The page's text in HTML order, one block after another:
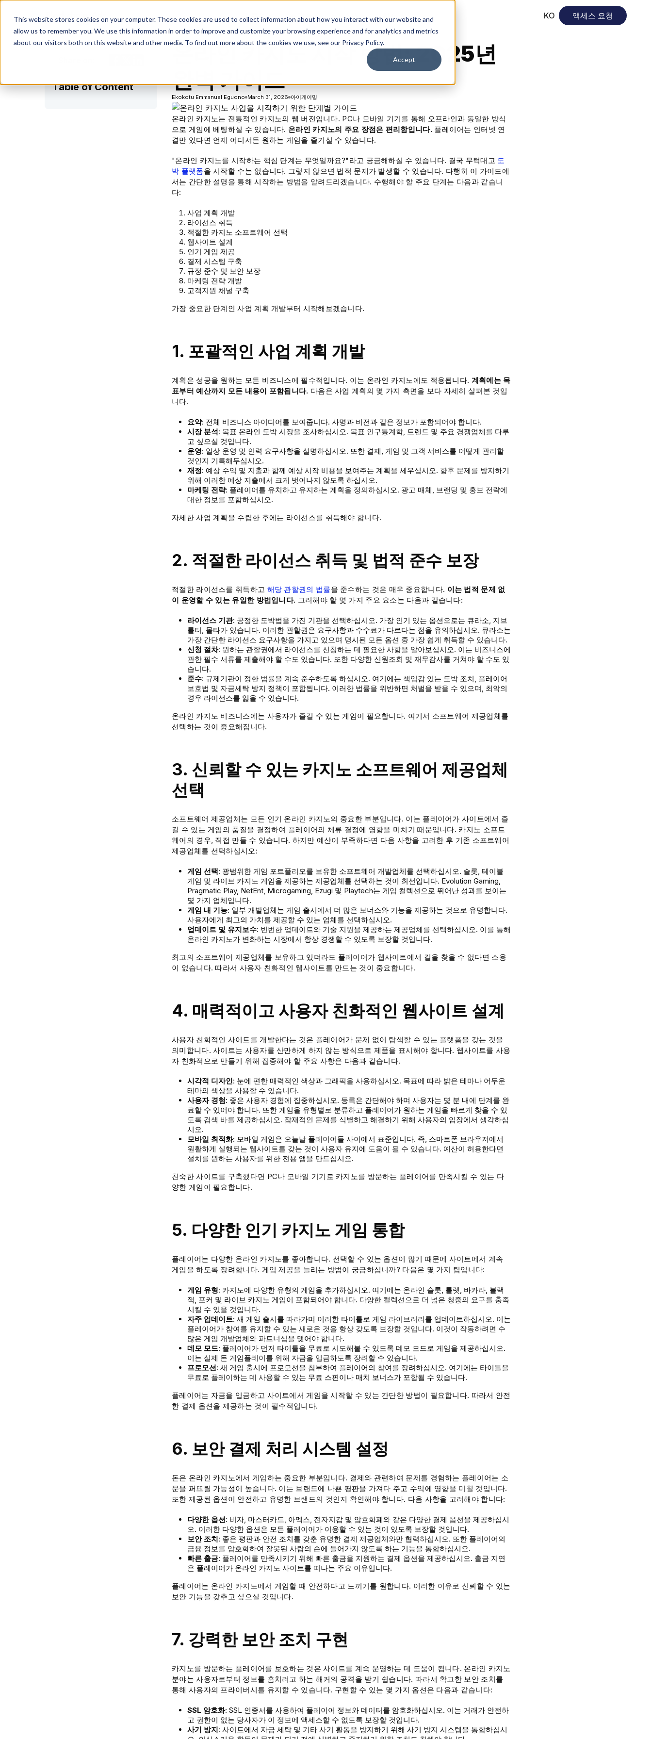
This website stores cookies on your computer. These cookies are used to collect information about how you interact with our website and
allow us to remember you. We use this information in order to improve and customize your browsing experience and for analytics and metrics
about our visitors both on this website and other media. To find out more about the cookies we use, see our Privacy Policy.
Accept
솔루션 플랫폼 리소스 KO 액세스 요청
Table of Content
온라인 카지노 시작 방법: 2025년
완벽 가이드
Ekokotu Emmanuel Eguono March 31, 2026 아이게이밍
온라인 카지노는 전통적인 카지노의 웹 버전입니다. PC나 모바일 기기를 통해 오프라인과 동일한 방식
으로 게임에 베팅하실 수 있습니다. 온라인 카지노의 주요 장점은 편리함입니다.플레이어는 인터넷 연
결만 있다면 언제 어디서든 원하는 게임을 즐기실 수 있습니다.
"온라인 카지노를 시작하는 핵심 단계는 무엇일까요?"라고 궁금해하실 수 있습니다. 결국 무턱대고 도
박 플랫폼을 시작할 수는 없습니다. 그렇지 않으면 법적 문제가 발생할 수 있습니다. 다행히 이 가이드에
서는 간단한 설명을 통해 시작하는 방법을 알려드리겠습니다. 수행해야 할 주요 단계는 다음과 같습니
다:
사업 계획 개발
라이선스 취득
적절한 카지노 소프트웨어 선택
웹사이트 설계
인기 게임 제공
결제 시스템 구축
규정 준수 및 보안 보장
마케팅 전략 개발
고객지원 채널 구축
가장 중요한 단계인 사업 계획 개발부터 시작해보겠습니다.
1. 포괄적인 사업 계획 개발
계획은 성공을 원하는 모든 비즈니스에 필수적입니다. 이는 온라인 카지노에도 적용됩니다. 계획에는 목
표부터 예산까지 모든 내용이 포함됩니다. 다음은 사업 계획의 몇 가지 측면을 보다 자세히 살펴본 것입
니다.
요약: 전체 비즈니스 아이디어를 보여줍니다. 사명과 비전과 같은 정보가 포함되어야 합니다.
시장 분석: 목표 온라인 도박 시장을 조사하십시오. 목표 인구통계학, 트렌드 및 주요 경쟁업체를 다루
고 싶으실 것입니다.
운영: 일상 운영 및 인력 요구사항을 설명하십시오. 또한 결제, 게임 및 고객 서비스를 어떻게 관리할
것인지 기록해두십시오.
재정: 예상 수익 및 지출과 함께 예상 시작 비용을 보여주는 계획을 세우십시오. 향후 문제를 방지하기
위해 이러한 예상 지출에서 크게 벗어나지 않도록 하십시오.
마케팅 전략: 플레이어를 유치하고 유지하는 계획을 정의하십시오. 광고 매체, 브랜딩 및 홍보 전략에
대한 정보를 포함하십시오.
자세한 사업 계획을 수립한 후에는 라이선스를 취득해야 합니다.
2. 적절한 라이선스 취득 및 법적 준수 보장
적절한 라이선스를 취득하고 해당 관할권의 법률을 준수하는 것은 매우 중요합니다. 이는 법적 문제 없
이 운영할 수 있는 유일한 방법입니다. 고려해야 할 몇 가지 주요 요소는 다음과 같습니다:
라이선스 기관: 공정한 도박법을 가진 기관을 선택하십시오. 가장 인기 있는 옵션으로는 큐라소, 지브
롤터, 몰타가 있습니다. 이러한 관할권은 요구사항과 수수료가 다르다는 점을 유의하십시오. 큐라소는
가장 간단한 라이선스 요구사항을 가지고 있으며 명시된 모든 옵션 중 가장 쉽게 취득할 수 있습니다.
신청 절차: 원하는 관할권에서 라이선스를 신청하는 데 필요한 사항을 알아보십시오. 이는 비즈니스에
관한 필수 서류를 제출해야 할 수도 있습니다. 또한 다양한 신원조회 및 재무감사를 거쳐야 할 수도 있
습니다.
준수: 규제기관이 정한 법률을 계속 준수하도록 하십시오. 여기에는 책임감 있는 도박 조치, 플레이어
보호법 및 자금세탁 방지 정책이 포함됩니다. 이러한 법률을 위반하면 처벌을 받을 수 있으며, 최악의
경우 라이선스를 잃을 수 있습니다.
온라인 카지노 비즈니스에는 사용자가 즐길 수 있는 게임이 필요합니다. 여기서 소프트웨어 제공업체를
선택하는 것이 중요해집니다.
3. 신뢰할 수 있는 카지노 소프트웨어 제공업체
선택
소프트웨어 제공업체는 모든 인기 온라인 카지노의 중요한 부분입니다. 이는 플레이어가 사이트에서 즐
길 수 있는 게임의 품질을 결정하여 플레이어의 체류 결정에 영향을 미치기 때문입니다. 카지노 소프트
웨어의 경우, 직접 만들 수 있습니다. 하지만 예산이 부족하다면 다음 사항을 고려한 후 기존 소프트웨어
제공업체를 선택하십시오:
게임 선택: 광범위한 게임 포트폴리오를 보유한 소프트웨어 개발업체를 선택하십시오. 슬롯, 테이블
게임 및 라이브 카지노 게임을 제공하는 제공업체를 선택하는 것이 최선입니다. Evolution Gaming,
Pragmatic Play, NetEnt, Microgaming, Ezugi 및 Playtech는 게임 컬렉션으로 뛰어난 성과를 보이는
몇 가지 업체입니다.
게임 내 기능: 일부 개발업체는 게임 출시에서 더 많은 보너스와 기능을 제공하는 것으로 유명합니다.
사용자에게 최고의 가치를 제공할 수 있는 업체를 선택하십시오.
업데이트 및 유지보수: 빈번한 업데이트와 기술 지원을 제공하는 제공업체를 선택하십시오. 이를 통해
온라인 카지노가 변화하는 시장에서 항상 경쟁할 수 있도록 보장할 것입니다.
최고의 소프트웨어 제공업체를 보유하고 있더라도 플레이어가 웹사이트에서 길을 찾을 수 없다면 소용
이 없습니다. 따라서 사용자 친화적인 웹사이트를 만드는 것이 중요합니다.
4. 매력적이고 사용자 친화적인 웹사이트 설계
사용자 친화적인 사이트를 개발한다는 것은 플레이어가 문제 없이 탐색할 수 있는 플랫폼을 갖는 것을
의미합니다. 사이트는 사용자를 산만하게 하지 않는 방식으로 제품을 표시해야 합니다. 웹사이트를 사용
자 친화적으로 만들기 위해 집중해야 할 주요 사항은 다음과 같습니다.
시각적 디자인: 눈에 편한 매력적인 색상과 그래픽을 사용하십시오. 목표에 따라 밝은 테마나 어두운
테마의 색상을 사용할 수 있습니다.
사용자 경험: 좋은 사용자 경험에 집중하십시오. 등록은 간단해야 하며 사용자는 몇 분 내에 단계를 완
료할 수 있어야 합니다. 또한 게임을 유형별로 분류하고 플레이어가 원하는 게임을 빠르게 찾을 수 있
도록 검색 바를 제공하십시오. 잠재적인 문제를 식별하고 해결하기 위해 사용자의 입장에서 생각하십
시오.
모바일 최적화: 모바일 게임은 오늘날 플레이어들 사이에서 표준입니다. 즉, 스마트폰 브라우저에서
원활하게 실행되는 웹사이트를 갖는 것이 사용자 유지에 도움이 될 수 있습니다. 예산이 허용한다면
설치를 원하는 사용자를 위한 전용 앱을 만드십시오.
친숙한 사이트를 구축했다면 PC나 모바일 기기로 카지노를 방문하는 플레이어를 만족시킬 수 있는 다
양한 게임이 필요합니다.
5. 다양한 인기 카지노 게임 통합
플레이어는 다양한 온라인 카지노를 좋아합니다. 선택할 수 있는 옵션이 많기 때문에 사이트에서 계속
게임을 하도록 장려합니다. 게임 제공을 늘리는 방법이 궁금하십니까? 다음은 몇 가지 팁입니다:
게임 유형: 카지노에 다양한 유형의 게임을 추가하십시오. 여기에는 온라인 슬롯, 룰렛, 바카라, 블랙
잭, 포커 및 라이브 카지노 게임이 포함되어야 합니다. 다양한 컬렉션으로 더 넓은 청중의 요구를 충족
시킬 수 있을 것입니다.
자주 업데이트: 새 게임 출시를 따라가며 이러한 타이틀로 게임 라이브러리를 업데이트하십시오. 이는
플레이어가 참여를 유지할 수 있는 새로운 것을 항상 갖도록 보장할 것입니다. 이것이 작동하려면 수
많은 게임 개발업체와 파트너십을 맺어야 합니다.
데모 모드: 플레이어가 먼저 타이틀을 무료로 시도해볼 수 있도록 데모 모드로 게임을 제공하십시오.
이는 실제 돈 게임플레이를 위해 자금을 입금하도록 장려할 수 있습니다.
프로모션: 새 게임 출시에 프로모션을 첨부하여 플레이어의 참여를 장려하십시오. 여기에는 타이틀을
무료로 플레이하는 데 사용할 수 있는 무료 스핀이나 매치 보너스가 포함될 수 있습니다.
플레이어는 자금을 입금하고 사이트에서 게임을 시작할 수 있는 간단한 방법이 필요합니다. 따라서 안전
한 결제 옵션을 제공하는 것이 필수적입니다.
6. 보안 결제 처리 시스템 설정
돈은 온라인 카지노에서 게임하는 중요한 부분입니다. 결제와 관련하여 문제를 경험하는 플레이어는 소
문을 퍼뜨릴 가능성이 높습니다. 이는 브랜드에 나쁜 평판을 가져다 주고 수익에 영향을 미칠 것입니다.
또한 제공된 옵션이 안전하고 유명한 브랜드의 것인지 확인해야 합니다. 다음 사항을 고려해야 합니다:
다양한 옵션: 비자, 마스터카드, 아멕스, 전자지갑 및 암호화폐와 같은 다양한 결제 옵션을 제공하십시
오. 이러한 다양한 옵션은 모든 플레이어가 이용할 수 있는 것이 있도록 보장할 것입니다.
보안 조치: 좋은 평판과 안전 조치를 갖춘 유명한 결제 제공업체와만 협력하십시오. 또한 플레이어의
금융 정보를 암호화하여 잘못된 사람의 손에 들어가지 않도록 하는 기능을 통합하십시오.
빠른 출금: 플레이어를 만족시키기 위해 빠른 출금을 지원하는 결제 옵션을 제공하십시오. 출금 지연
은 플레이어가 온라인 카지노 사이트를 떠나는 주요 이유입니다.
플레이어는 온라인 카지노에서 게임할 때 안전하다고 느끼기를 원합니다. 이러한 이유로 신뢰할 수 있는
보안 기능을 갖추고 싶으실 것입니다.
7. 강력한 보안 조치 구현
카지노를 방문하는 플레이어를 보호하는 것은 사이트를 계속 운영하는 데 도움이 됩니다. 온라인 카지노
분야는 사용자로부터 정보를 훔치려고 하는 해커의 공격을 받기 쉽습니다. 따라서 확고한 보안 조치를
통해 사용자의 프라이버시를 유지할 수 있습니다. 구현할 수 있는 몇 가지 옵션은 다음과 같습니다:
SSL 암호화: SSL 인증서를 사용하여 플레이어 정보와 데이터를 암호화하십시오. 이는 거래가 안전하
고 권한이 없는 당사자가 이 정보에 액세스할 수 없도록 보장할 것입니다.
사기 방지: 사이트에서 자금 세탁 및 기타 사기 활동을 방지하기 위해 사기 방지 시스템을 통합하십시